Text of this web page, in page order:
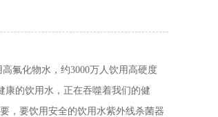
氟化物水，约3000万人饮用高硬度
康的饮用水，正在吞噬着我们的健
，要饮用安全的饮用水紫外线杀菌器